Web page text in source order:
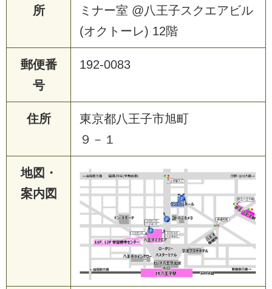
所
ミナー室 @八王子スクエアビル
(オクトーレ) 12階
郵便番
号
192-0083
住所
東京都八王子市旭町
９－１
地図・
案内図